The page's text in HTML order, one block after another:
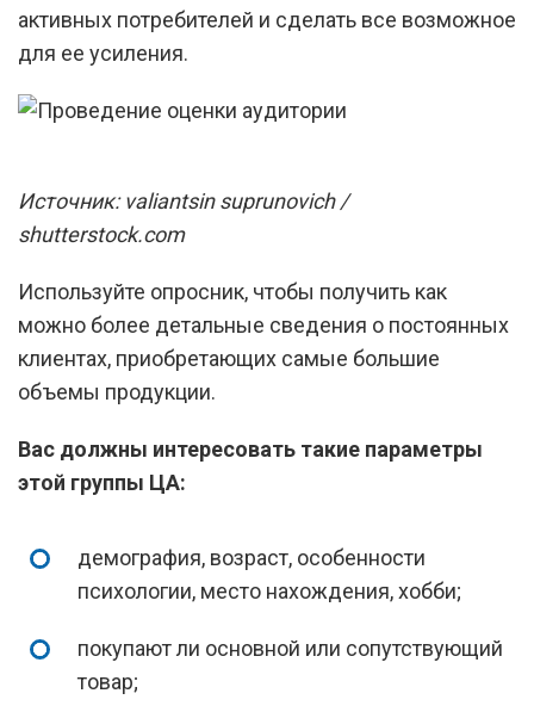
активных потребителей и сделать все возможное
для ее усиления.
Источник: valiantsin suprunovich /
shutterstock.com
Используйте опросник, чтобы получить как
можно более детальные сведения о постоянных
клиентах, приобретающих самые большие
объемы продукции.
Вас должны интересовать такие параметры
этой группы ЦА:
демография, возраст, особенности
психологии, место нахождения, хобби;
покупают ли основной или сопутствующий
товар;